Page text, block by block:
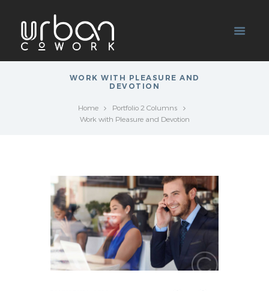
WORK WITH PLEASURE AND
DEVOTION
Home
Portfolio 2 Columns
Work with Pleasure and Devotion